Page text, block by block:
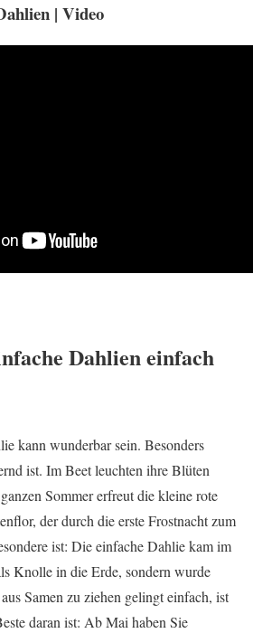
| Video
Dahlien einfach
kann wunderbar sein. Besonders
ist. Im Beet leuchten ihre Blüten
Sommer erfreut die kleine rote
der durch die erste Frostnacht zum
ist: Die einfache Dahlie kam im
Knolle in die Erde, sondern wurde
Samen zu ziehen gelingt einfach, ist
daran ist: Ab Mai haben Sie